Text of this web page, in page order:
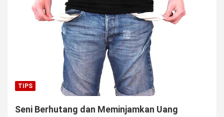
TIPS
Seni Berhutang dan Meminjamkan Uang